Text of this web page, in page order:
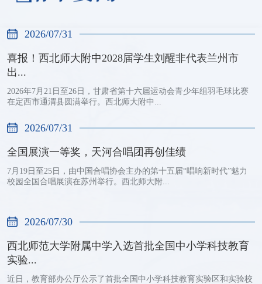
2026/07/31
喜报！西北师大附中2028届学生刘醒非代表兰州市
出...
2026年7月21日至26日，甘肃省第十六届运动会青少年组羽毛球比赛
在定西市通渭县圆满举行。西北师大附中...
2026/07/31
全国展演一等奖，天河合唱团再创佳绩
7月19日至25日，由中国合唱协会主办的第十五届“唱响新时代”魅力
校园全国合唱展演在苏州举行。西北师大附...
2026/07/30
西北师范大学附属中学入选首批全国中小学科技教育
实验...
近日，教育部办公厅公示了首批全国中小学科技教育实验区和实验校